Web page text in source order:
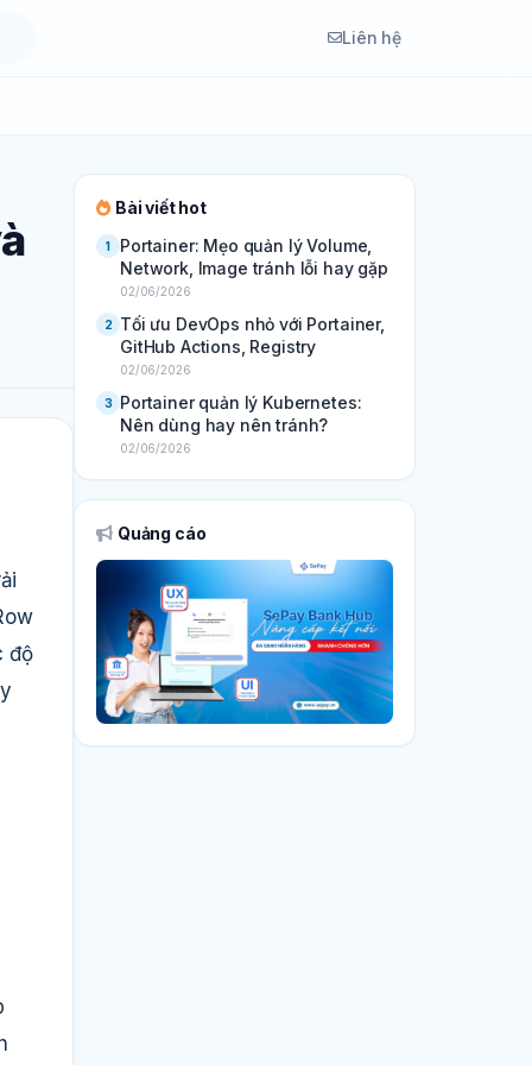
Liên hệ
độ
Bài viết hot
1
Portainer: Mẹo quản lý Volume,
Network, Image tránh lỗi hay gặp
02/06/2026
2
Tối ưu DevOps nhỏ với Portainer,
GitHub Actions, Registry
02/06/2026
3
Portainer quản lý Kubernetes:
Nên dùng hay nên tránh?
02/06/2026
Quảng cáo